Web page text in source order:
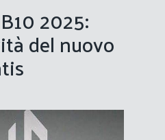
2025:
del nuovo